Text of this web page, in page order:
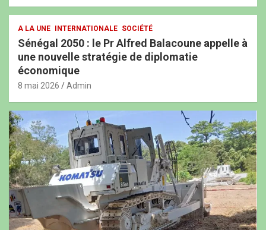
A LA UNE INTERNATIONALE SOCIÉTÉ
Sénégal 2050 : le Pr Alfred Balacoune appelle à
une nouvelle stratégie de diplomatie
économique
8 mai 2026 Admin